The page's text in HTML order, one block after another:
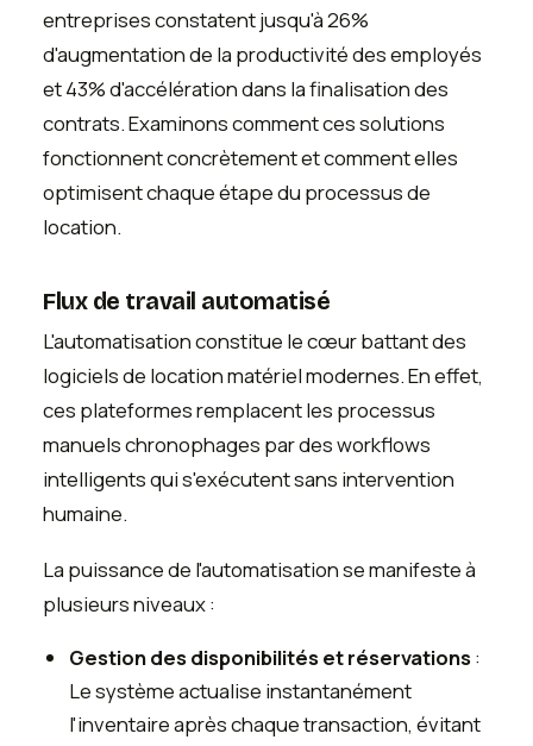
entreprises constatent jusqu'à 26%
d'augmentation de la productivité des employés
et 43% d'accélération dans la finalisation des
contrats. Examinons comment ces solutions
fonctionnent concrètement et comment elles
optimisent chaque étape du processus de
location.
Flux de travail automatisé
L'automatisation constitue le cœur battant des
logiciels de location matériel modernes. En effet,
ces plateformes remplacent les processus
manuels chronophages par des workflows
intelligents qui s'exécutent sans intervention
humaine.
La puissance de l'automatisation se manifeste à
plusieurs niveaux :
Gestion des disponibilités et réservations :
Le système actualise instantanément
l'inventaire après chaque transaction, évitant